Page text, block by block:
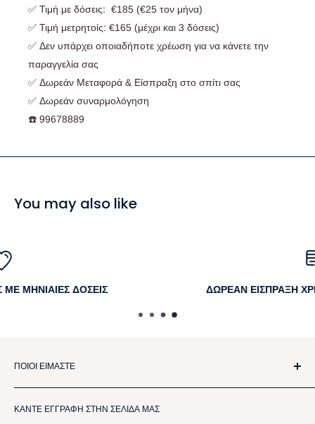
✅ Τιμή με δόσεις: €185 (€25 τον μήνα)
✅ Τιμή μετρητοίς: €165 (μέχρι και 3 δόσεις)
✅ Δεν υπάρχει οποιαδήποτε χρέωση για να κάνετε την
παραγγελία σας
✅ Δωρεάν Μεταφορά & Είσπραξη στο σπίτι σας
✅ Δωρεάν συναρμολόγηση
☎️ 99678889
You may also like
ΔΩΡΕΑΝ ΕΙΣΠΡΑΞΗ ΧΡΗΜΑΤΩΝ ΣΤΟ ΣΠΙΤΙ ΣΑΣ
ΠΟΙΟΙ ΕΙΜΑΣΤΕ
ποιότητας και μεγάλης αντοχής.Με πολλά χρόνια εμπειρίας
ΚΑΝΤΕ ΕΓΓΡΑΦΗ ΣΤΗΝ ΣΕΛΙΔΑ ΜΑΣ